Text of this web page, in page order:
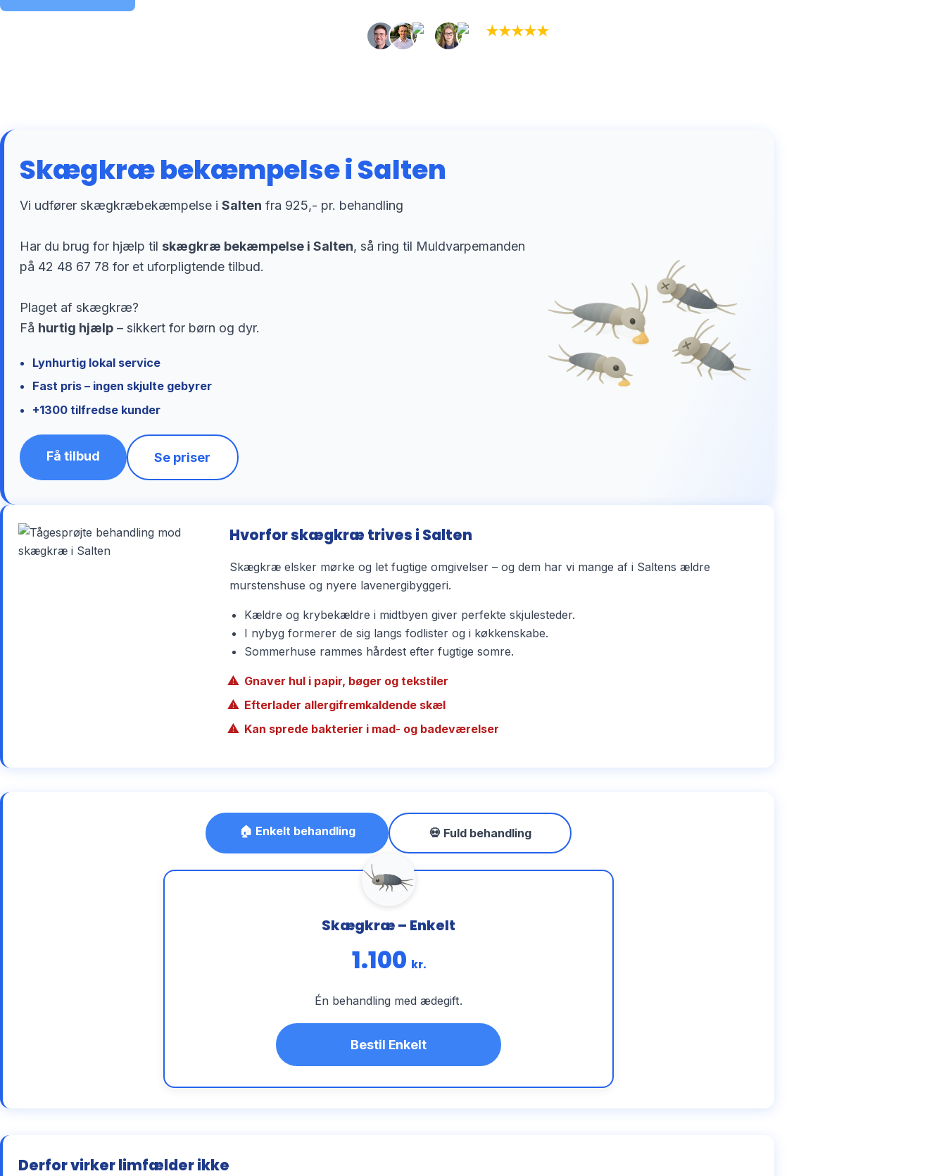
★★★★★
Skægkræ bekæmpelse i Salten
Vi udfører skægkræbekæmpelse iSalten fra 925,- pr. behandling
Har du brug for hjælp til skægkræ bekæmpelse i Salten, så ring til Muldvarpemanden
på 42 48 67 78 for et uforpligtende tilbud.
Plaget af skægkræ?
Få hurtig hjælp – sikkert for børn og dyr.
Lynhurtig lokal service
Fast pris – ingen skjulte gebyrer
+1300 tilfredse kunder
Få tilbud Se priser
Hvorfor skægkræ trives i Salten
Skægkræ elsker mørke og let fugtige omgivelser – og dem har vi mange af i Saltens ældre
murstenshuse og nyere lavenergibyggeri.
Kældre og krybekældre i midtbyen giver perfekte skjulesteder.
I nybyg formerer de sig langs fodlister og i køkkenskabe.
Sommerhuse rammes hårdest efter fugtige somre.
Gnaver hul i papir, bøger og tekstiler
Efterlader allergifremkaldende skæl
Kan sprede bakterier i mad- og badeværelser
🏠 Enkelt behandling 💀 Fuld behandling
Skægkræ – Enkelt
1.100 kr.
Én behandling med ædegift.
Bestil Enkelt
Derfor virker limfælder ikke